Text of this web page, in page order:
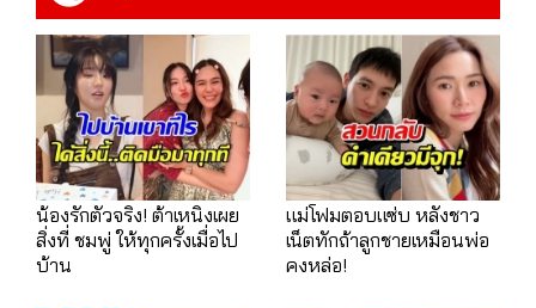
น้องรักตัวจริง! ต้าเหนิงเผย
สิ่งที่ ชมพู่ ให้ทุกครั้งเมื่อไป
บ้าน
แม่โฟมตอบแซ่บ หลังชาว
เน็ตทักถ้าลูกชายเหมือนพ่อ
คงหล่อ!